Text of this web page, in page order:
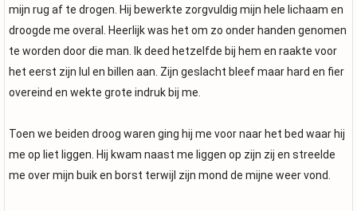
mijn rug af te drogen. Hij bewerkte zorgvuldig mijn hele lichaam en
droogde me overal. Heerlijk was het om zo onder handen genomen
te worden door die man. Ik deed hetzelfde bij hem en raakte voor
het eerst zijn lul en billen aan. Zijn geslacht bleef maar hard en fier
overeind en wekte grote indruk bij me.
Toen we beiden droog waren ging hij me voor naar het bed waar hij
me op liet liggen. Hij kwam naast me liggen op zijn zij en streelde
me over mijn buik en borst terwijl zijn mond de mijne weer vond.